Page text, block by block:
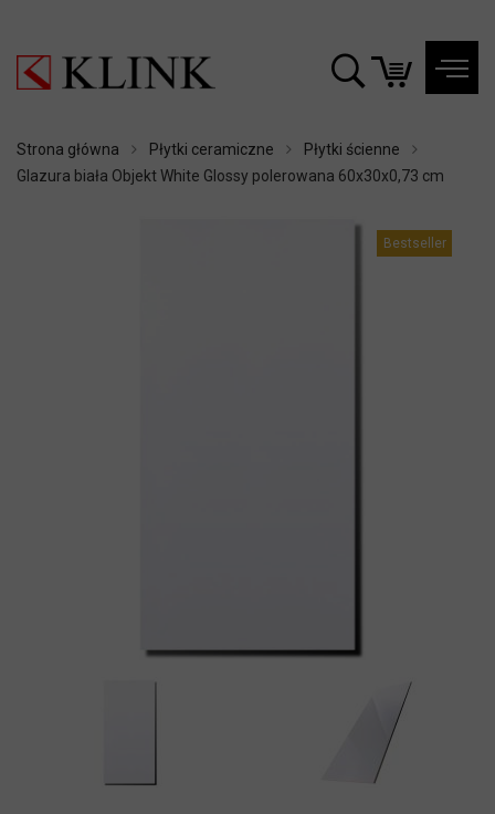
Strona główna Płytki ceramiczne
Płytki ścienne
Glazura biała Objekt White Glossy polerowana 60x30x0,73 cm
Bestseller